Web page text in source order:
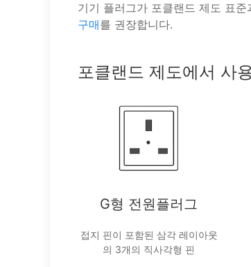
기기 플러그가 포클랜드 제도 표
구매를 권장합니다.
포클랜드 제도에서 사
G형 전원플러그
접지 핀이 포함된 삼각 레이아웃
의 3개의 직사각형 핀